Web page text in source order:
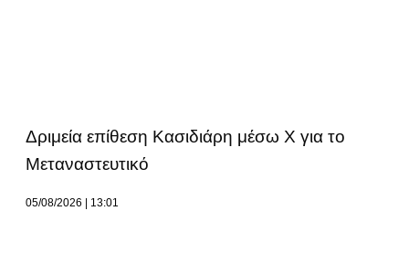
Δριμεία επίθεση Κασιδιάρη μέσω Χ για το
Μεταναστευτικό
05/08/2026 13:01